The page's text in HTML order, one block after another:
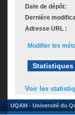
Date de dépôt:
Dernière
Adresse URL :
Modifier les
Statistiques
Voir les
UQAM - Université du